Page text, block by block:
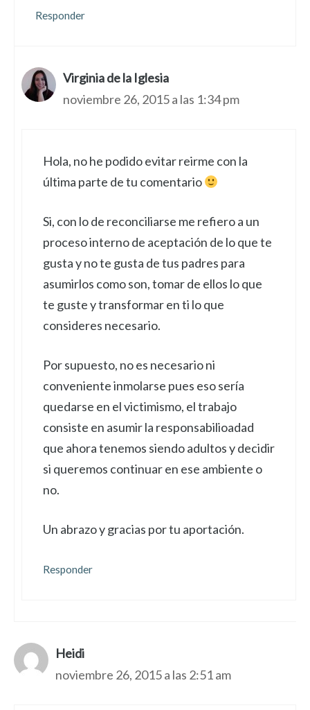
Responder
Virginia de la Iglesia
noviembre 26, 2015 a las 1:34 pm
Hola, no he podido evitar reirme con la
última parte de tu comentario
Si, con lo de reconciliarse me refiero a un
proceso interno de aceptación de lo que te
gusta y no te gusta de tus padres para
asumirlos como son, tomar de ellos lo que
te guste y transformar en ti lo que
consideres necesario.
Por supuesto, no es necesario ni
conveniente inmolarse pues eso sería
quedarse en el victimismo, el trabajo
consiste en asumir la responsabilioadad
que ahora tenemos siendo adultos y decidir
si queremos continuar en ese ambiente o
no.
Un abrazo y gracias por tu aportación.
Responder
Heidi
noviembre 26, 2015 a las 2:51 am